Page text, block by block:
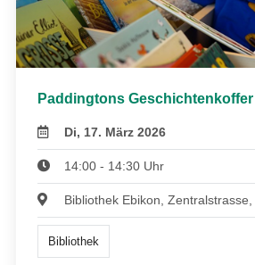
Paddingtons Geschichtenkoffer
Di, 17. März 2026
14:00 - 14:30 Uhr
Bibliothek Ebikon,
Bibliothek